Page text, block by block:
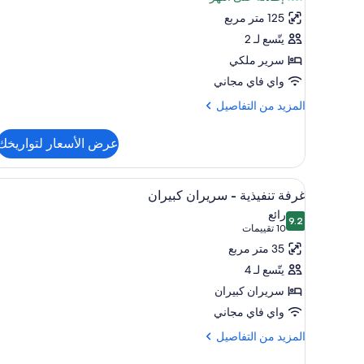
جناح
(Brookside)
125 متر مربع
يتّسع لـ 2
سرير ملكي
واي فاي مجاني
المزيد من التفاصيل
المزيد
جناح
عرض الأسعار
استعراض
جميع
صور
غرفة
تنفيذية
-
سريران
كبيران
أغطية فراش متميزة وألحفة
5
غرفة تنفيذية - سريران كبيران
9.29.2 من 10
رائع
10 تقييمات(10
تقييمات)
35 متر مربع
يتّسع لـ 4
سريران كبيران
واي فاي مجاني
المزيد من التفاصيل
المزيد